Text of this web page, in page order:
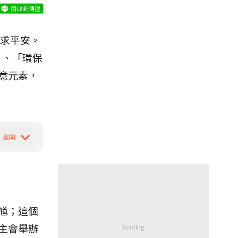
用LINE傳送
平安。
「環保
元素，
；這個
會舉辦